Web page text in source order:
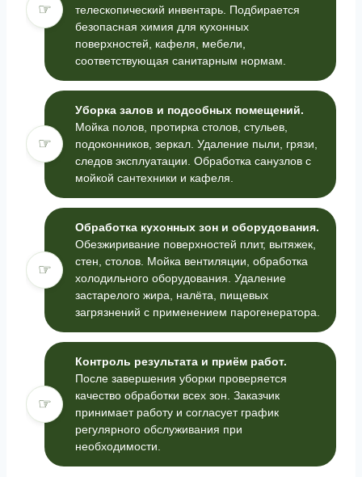
☞
телескопический инвентарь. Подбирается
безопасная химия для кухонных
поверхностей, кафеля, мебели,
соответствующая санитарным нормам.
☞
Уборка залов и подсобных помещений.
Мойка полов, протирка столов, стульев,
подоконников, зеркал. Удаление пыли, грязи,
следов эксплуатации. Обработка санузлов с
мойкой сантехники и кафеля.
☞
Обработка кухонных зон и оборудования.
Обезжиривание поверхностей плит, вытяжек,
стен, столов. Мойка вентиляции, обработка
холодильного оборудования. Удаление
застарелого жира, налёта, пищевых
загрязнений с применением парогенератора.
☞
Контроль результата и приём работ.
После завершения уборки проверяется
качество обработки всех зон. Заказчик
принимает работу и согласует график
регулярного обслуживания при
необходимости.